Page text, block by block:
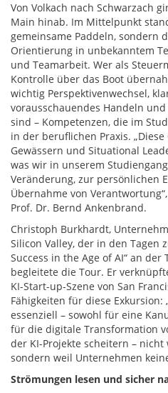
Von Volkach nach Schwarzach
Main hinab. Im Mittelpunkt
gemeinsame Paddeln, sondern
Orientierung in unbekanntem
und Teamarbeit. Wer als
Kontrolle über das Boot
wichtig Perspektivenwechsel,
vorausschauendes Handeln
sind – Kompetenzen, die im
in der beruflichen Praxis.
Gewässern und Situational
was wir in unserem
Veränderung, zur persönlichen
Übernahme von
Prof. Dr. Bernd Ankenbrand.
Christoph Burkhardt,
Silicon Valley, der in den Tagen
Success in the Age of AI“ an der
begleitete die Tour. Er
KI-Start-up-Szene von San
Fähigkeiten für diese Exkursion:
essenziell – sowohl für eine
für die digitale Transformation
der KI-Projekte scheitern – nicht
sondern weil Unternehmen
Strömungen lesen und sicher